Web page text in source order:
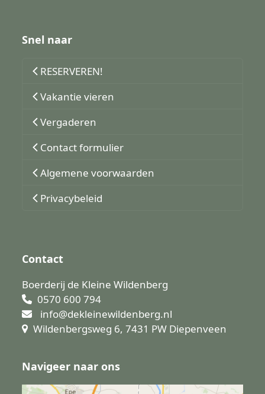
Snel naar
RESERVEREN!
Vakantie vieren
Vergaderen
Contact formulier
Algemene voorwaarden
Privacybeleid
Contact
Boerderij de Kleine Wildenberg
0570 600 794
info@dekleinewildenberg.nl
Wildenbergsweg 6, 7431 PW Diepenveen
Navigeer naar ons